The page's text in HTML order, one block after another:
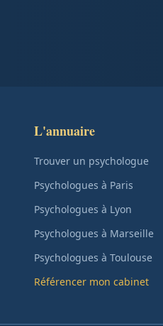
L'annuaire
Trouver un psychologue
Psychologues à Paris
Psychologues à Lyon
Psychologues à Marseille
Psychologues à Toulouse
Référencer mon cabinet